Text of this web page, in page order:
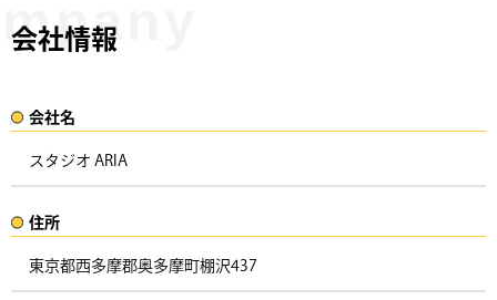
会社情報
会社名​
スタジオ ARIA
住所​​
東京都西多摩郡奥多摩町棚沢437 ​